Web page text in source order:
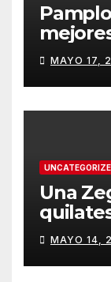
Joma
MAYO 17,
Una
MAYO 14,